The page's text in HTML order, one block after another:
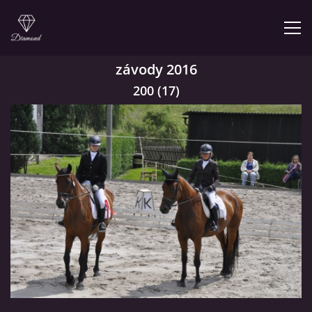
NABÍZÍME
PRODEJNA JEZDECKÝCH POTŘEB
FOTOALBUM
KONTAKT
KONĚ JK MIRA
závody 2016
200 (17)